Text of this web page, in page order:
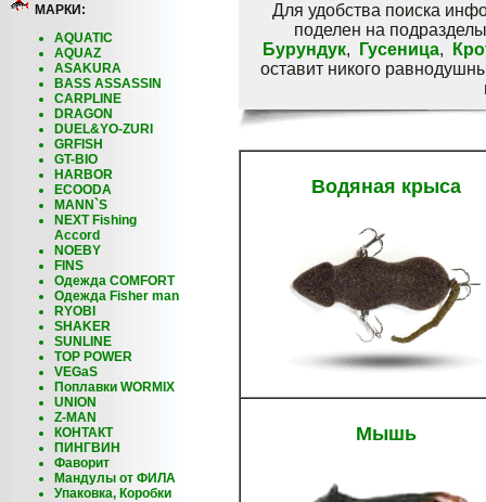
МАРКИ:
AQUATIC
AQUAZ
ASAKURA
BASS ASSASSIN
CARPLINE
DRAGON
DUEL&YO-ZURI
GRFISH
GT-BIO
HARBOR
ECOODA
MANN`S
NEXT Fishing
Accord
NOEBY
FINS
Одежда COMFORT
Одежда Fisher man
RYOBI
SHAKER
SUNLINE
TOP POWER
VEGaS
Поплавки WORMIX
UNION
Z-MAN
КОНТАКТ
ПИНГВИН
Фаворит
Мандулы от ФИЛА
Упаковка, Коробки
Для удобства поиска
поделен на
Бурундук, Гусеница,
оставит никого
Водяная крыса
Мышь